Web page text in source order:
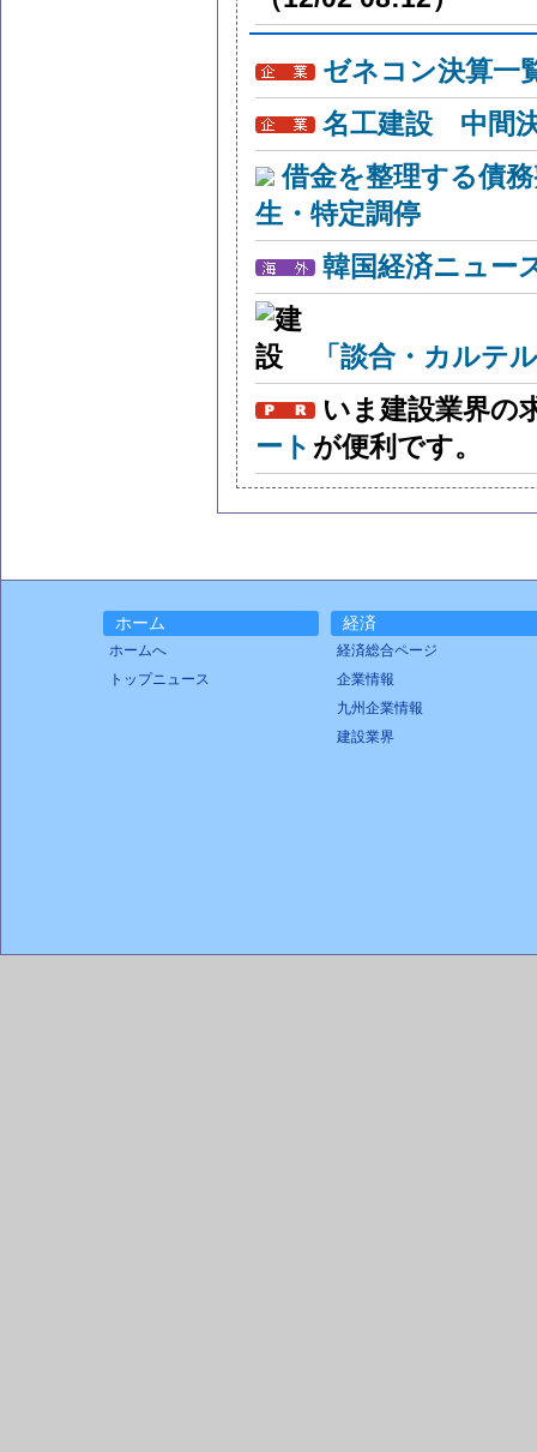
ゼネコン決算一
名工建設 中間
借金を整理する債
生・特定調停
韓国経済ニュー
「談合・カルテ
いま建設業界の
ート が便利です。
ホーム
ホームへ
トップニュース
経済
経済総合ページ
企業情報
九州企業情報
建設業界